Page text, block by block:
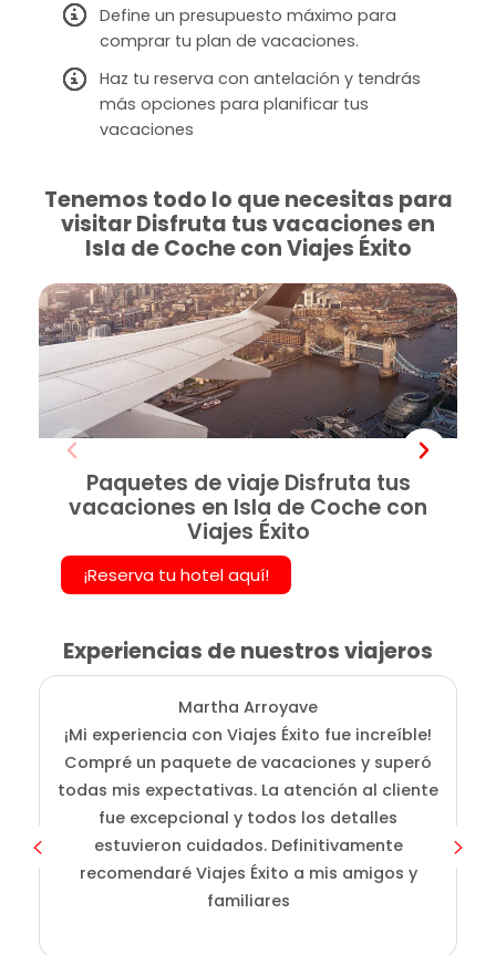
Define un presupuesto máximo para
comprar tu plan de vacaciones.
Haz tu reserva con antelación y tendrás
más opciones para planificar tus
vacaciones
Tenemos todo lo que necesitas para
visitar Disfruta tus vacaciones en
Isla de Coche con Viajes Éxito
Paquetes de viaje Disfruta tus
vacaciones en Isla de Coche con
Viajes Éxito
¡Reserva tu hotel aquí!
Experiencias de nuestros viajeros
Martha Arroyave
¡Mi experiencia con Viajes Éxito fue increíble!
Compré un paquete de vacaciones y superó
todas mis expectativas. La atención al cliente
fue excepcional y todos los detalles
estuvieron cuidados. Definitivamente
recomendaré Viajes Éxito a mis amigos y
familiares